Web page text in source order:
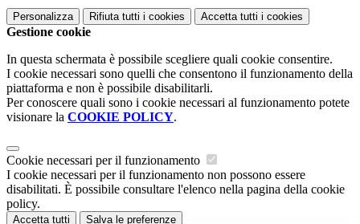
Personalizza Rifiuta tutti i cookies Accetta tutti i cookies
Gestione cookie
In questa schermata è possibile scegliere quali cookie consentire.
I cookie necessari sono quelli che consentono il funzionamento della
piattaforma e non è possibile disabilitarli.
Per conoscere quali sono i cookie necessari al funzionamento potete
visionare la COOKIE POLICY.
Cookie necessari per il funzionamento
I cookie necessari per il funzionamento non possono essere
disabilitati. È possibile consultare l'elenco nella pagina della cookie
policy.
Accetta tutti Salva le preferenze